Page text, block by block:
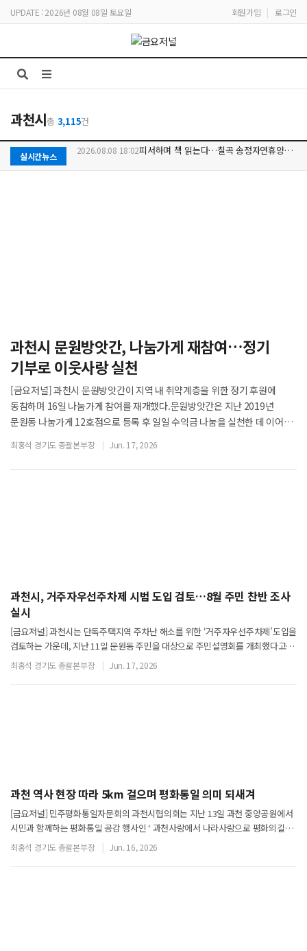
UPDATE : 2026년 08월 08일 토요일 회원가입 | 로그인
과천시총 3,115건
실시간뉴스 2026.08.08 17:06 경기도의회 더불어민주당 여성의원협의회 2026 일본군 ‘위안부’피해자 기림의날 기념식 참석
과천시 문원방앗간, 나눔가게 재참여…정기
기부로 이웃사랑 실천
[금요저널] 과천시 문원방앗간이 지역 내 취약계층을 위한 정기 후원에
동참하며 16일 나눔가게 참여를 재개했다.문원방앗간은 지난 2019년
문원동 나눔가게 12호점으로 등록 후 일일 수익금 나눔을 실천한 데 이어
이번에는 매월 일정 금액을 정기 기부하는 방식으로 다시 참여하게 됐다.
후원금은 지역 내 취약계층 지원과 복지사업에 활용될 예정이다.이정연
대표는
최홍석 경기도 총괄본부장 Jun. 17, 2026
과천시, 거주자우선주차제 시범 도입 검토…8월 주민 찬반 조사
실시
[금요저널] 과천시는 단독주택지역 주차난 해소를 위한 ‘거주자우선주차제’도입을
검토하는 가운데, 지난 11일 문원동 주민을 대상으로 주민설명회를 개최했다고
밝혔다.이번 설명회에서는 해당 지역의 주차 현황과 거주자우선주차제 운영 방식,
제도 도입에 따른 기대 효과 및
최홍석 경기도 총괄본부장 Jun. 17, 2026
과천 역사 현장 따라 5km 걸으며 평화통일 의미 되새겨
[금요저널] 민주평화통일자문회의 과천시협의회는 지난 13일 과천 중앙공원에서
시민과 함께하는 평화통일 공감 행사인 ‘ 과천사랑에서 나라사랑으로 평화의길
걷다’를 개최했다.이번 행사는 지역 주민들과 함께 평화통일의 의미를 되새기고
소통과 화합의 장을 마련하기 위해 추진
최홍석 경기도 총괄본부장 Jun. 16, 2026